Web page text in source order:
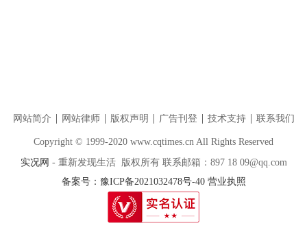
网站简介 网站律师 版权声明 广告刊登 技术支持 联系我们
Copyright © 1999-2020 www.cqtimes.cn All Rights Reserved
实况网 - 重新发现生活 版权所有 联系邮箱：897 18 09@qq.com
备案号：豫ICP备2021032478号-40 营业执照